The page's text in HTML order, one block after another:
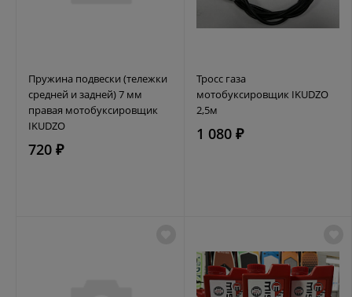
Пружина подвески (тележки
средней и задней) 7 мм
правая мотобуксировщик
IKUDZO
720 ₽
Тросс газа
мотобуксировщик IKUDZO
2,5м
1 080 ₽